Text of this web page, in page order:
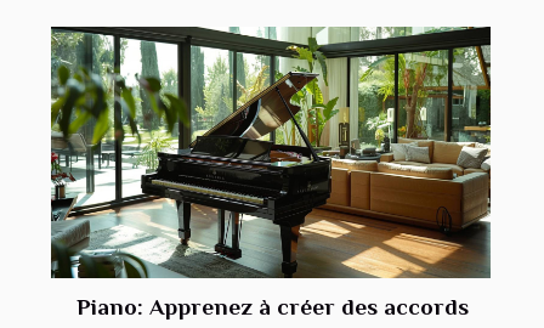
Piano: Apprenez à créer des accords